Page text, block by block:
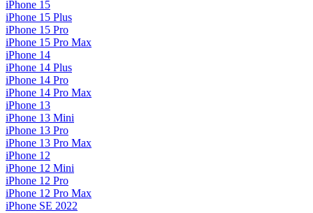
iPhone 15
iPhone 15 Plus
iPhone 15 Pro
iPhone 15 Pro Max
iPhone 14
iPhone 14 Plus
iPhone 14 Pro
iPhone 14 Pro Max
iPhone 13
iPhone 13 Mini
iPhone 13 Pro
iPhone 13 Pro Max
iPhone 12
iPhone 12 Mini
iPhone 12 Pro
iPhone 12 Pro Max
iPhone SE 2022